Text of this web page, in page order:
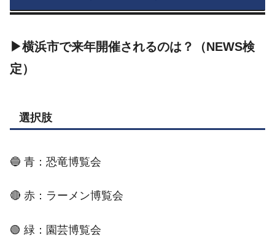
▶横浜市で来年開催されるのは？（NEWS検
定）
選択肢
🔵 青：恐竜博覧会
🔴 赤：ラーメン博覧会
🟢 緑：園芸博覧会